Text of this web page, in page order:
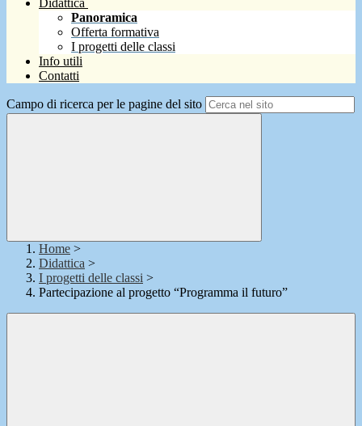
Didattica
Panoramica
Offerta formativa
I progetti delle classi
Info utili
Contatti
Campo di ricerca per le pagine del sito
Home >
Didattica >
I progetti delle classi >
Partecipazione al progetto “Programma il futuro”